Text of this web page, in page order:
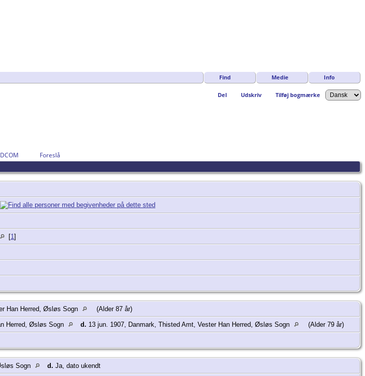
Find Medie Info
Del Udskriv Tilføj bogmærke
Foreslå
[1]
Han Herred, Øsløs Sogn (Alder 87 år)
Herred, Øsløs Sogn d. 13 jun. 1907, Danmark, Thisted Amt, Vester Han Herred, Øsløs Sogn (Alder 79 år)
Sogn d. Ja, dato ukendt